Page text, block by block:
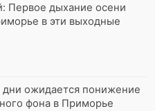
Первое дыхание осени
в эти выходные
ожидается понижение
фона в Приморье